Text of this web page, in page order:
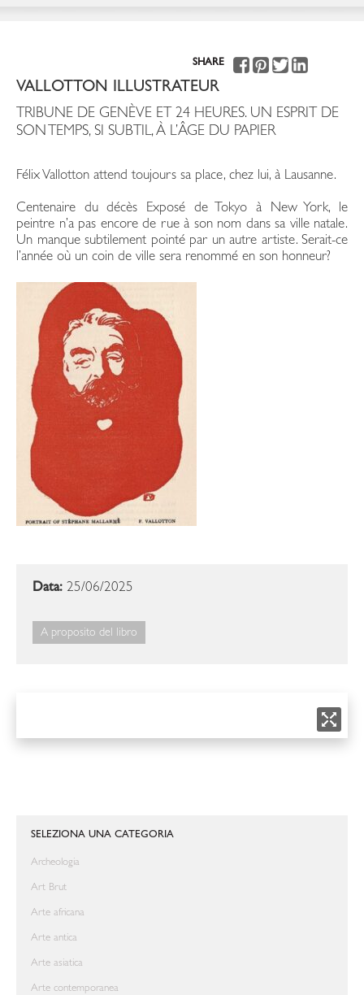
SHARE
VALLOTTON ILLUSTRATEUR
TRIBUNE DE GENÈVE ET 24 HEURES. UN ESPRIT DE
SON TEMPS, SI SUBTIL, À L’ÂGE DU PAPIER
Félix Vallotton attend toujours sa place, chez lui, à Lausanne.
Centenaire du décès Exposé de Tokyo à New York, le
peintre n’a pas encore de rue à son nom dans sa ville natale.
Un manque subtilement pointé par un autre artiste. Serait-ce
l’année où un coin de ville sera renommé en son honneur?
Data: 25/06/2025
A proposito del libro
SELEZIONA UNA CATEGORIA
Archeologia
Art Brut
Arte africana
Arte antica
Arte asiatica
Arte contemporanea